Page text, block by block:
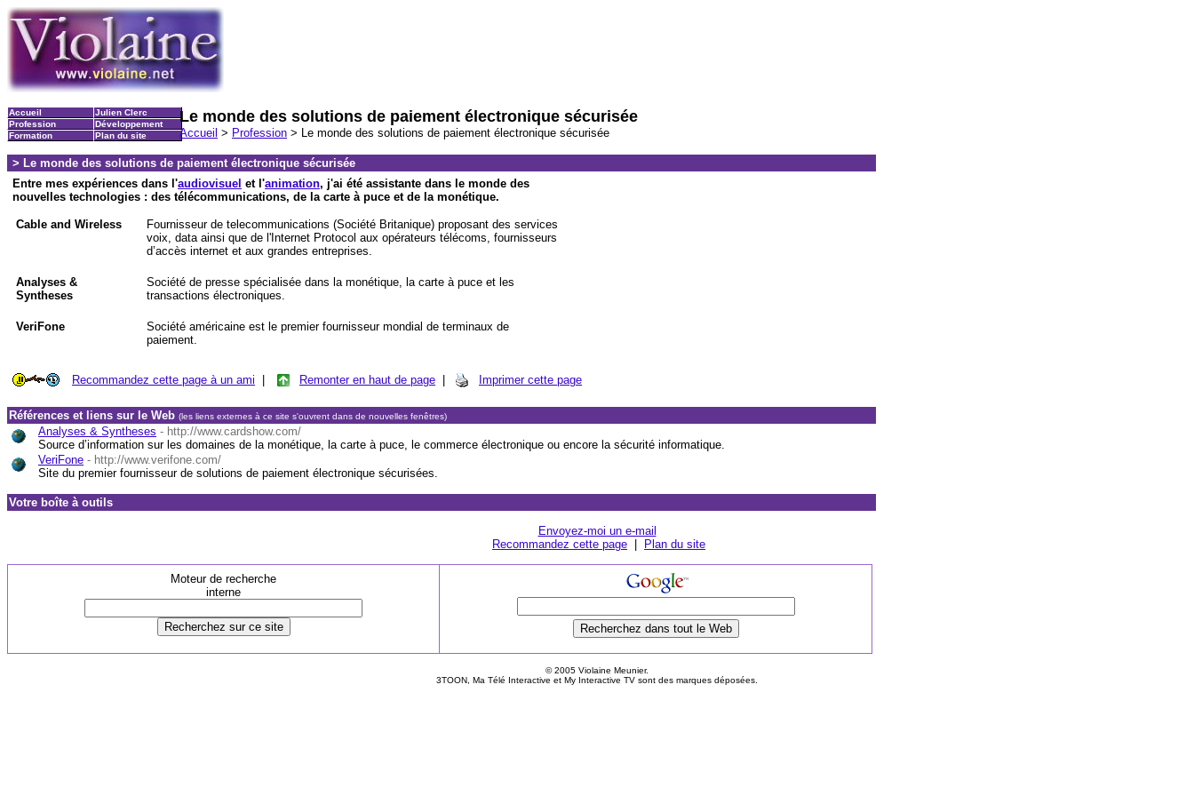
Le monde des solutions de paiement électronique sécurisée
Accueil > Profession > Le monde des solutions de paiement électronique sécurisée
Accueil
Profession
Formation
Julien Clerc
Développement
Plan du site
> Le monde des solutions de paiement électronique sécurisée
Entre mes expériences dans l'audiovisuel et l'animation, j'ai été assistante dans le monde des
nouvelles technologies : des télécommunications, de la carte à puce et de la monétique.
Cable and Wireless
Fournisseur de telecommunications (Société Britanique) proposant des services
voix, data ainsi que de l'Internet Protocol aux opérateurs télécoms, fournisseurs
d’accès internet et aux grandes entreprises.
Analyses &
Syntheses
Société de presse spécialisée dans la monétique, la carte à puce et les
transactions électroniques.
VeriFone
Société américaine est le premier fournisseur mondial de terminaux de
paiement.
Recommandez cette page à un ami Remonter en haut de page Imprimer cette page
Références et liens sur le Web (les liens externes à ce site s'ouvrent dans de nouvelles fenêtres)
Analyses & Syntheses - http://www.cardshow.com/
Source d’information sur les domaines de la monétique, la carte à puce, le commerce électronique ou encore la sécurité informatique.
VeriFone - http://www.verifone.com/
Site du premier fournisseur de solutions de paiement électronique sécurisées.
Votre boîte à outils
Envoyez-moi un e-mail
Recommandez cette page
Plan du site
Moteur de recherche
interne
© 2005 Violaine Meunier.
3TOON, Ma Télé Interactive et My Interactive TV sont des marques déposées.